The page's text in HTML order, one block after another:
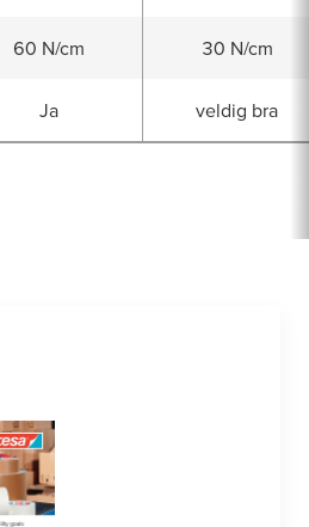
60 N/cm 30 N/cm
Ja veldig bra